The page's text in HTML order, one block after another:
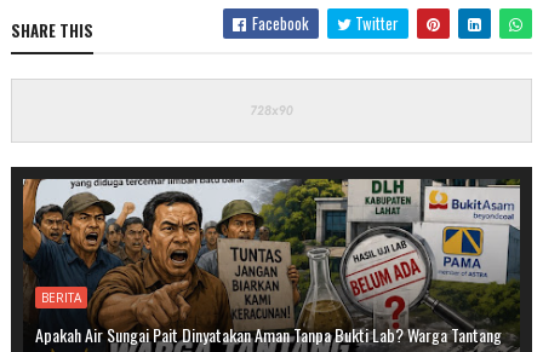
SHARE THIS Facebook Twitter
BERITA
Apakah Air Sungai Pait Dinyatakan Aman Tanpa Bukti Lab? Warga Tantang